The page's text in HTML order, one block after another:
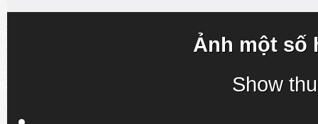
Ảnh một số
Show